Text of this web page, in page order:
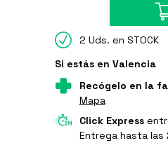
2 Uds. en STOCK
Si estás en Valencia
Recógelo en la
Mapa
Click Express
Entrega hasta las